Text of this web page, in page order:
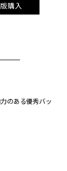
購入
力のある優秀バッ